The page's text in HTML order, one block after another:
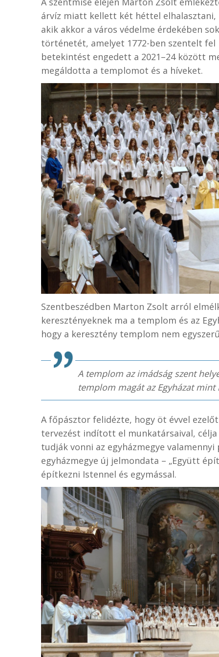
árvíz miatt kellett két héttel elhalasztani,
akik akkor a város védelme érdekében
történetét, amelyet 1772-ben szentelt
betekintést engedett a 2021–24 között
megáldotta a templomot és a híveket.
Szentbeszédben Marton Zsolt arról
keresztényeknek ma a templom és az
hogy a keresztény templom nem
A templom az imádság szent
templom magát az Egyházat
A főpásztor felidézte, hogy öt évvel
tervezést indított el munkatársaival, célja
tudják vonni az egyházmegye
egyházmegye új jelmondata – „Együtt
építkezni Istennel és egymással.